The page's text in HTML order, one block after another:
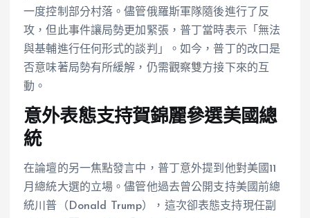
一度控制部分村落。儘管俄羅斯軍隊隨後進行了反
攻，但此事件讓局勢更加緊張，普丁當時表示「無法
與基輔進行任何形式的談判」。如今，普丁的改口是
否意味著局勢有所緩解，仍需觀察雙方接下來的互
動。
意外表態支持賀錦麗參選美國總
統
在論壇的另一焦點發言中，普丁意外提到他對美國11
月總統大選的立場。儘管他過去曾公開支持美國前總
統川普（Donald Trump），這次卻表態支持現任副